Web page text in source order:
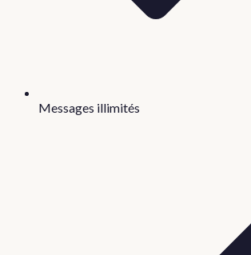
Messages illimités